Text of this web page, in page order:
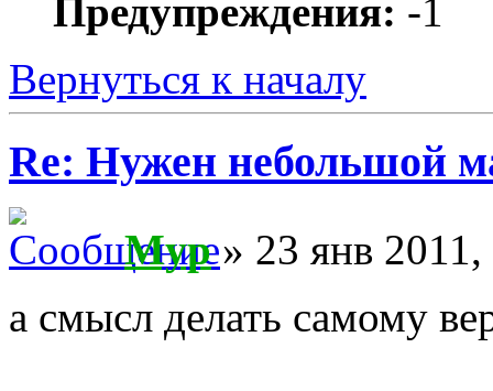
Предупреждения: -1
Вернуться к началу
Re: Нужен небольшой
Myp» 23 янв 2011,
а смысл делать самому